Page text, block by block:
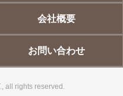
会社概要
お問い合わせ
all rights reserved.